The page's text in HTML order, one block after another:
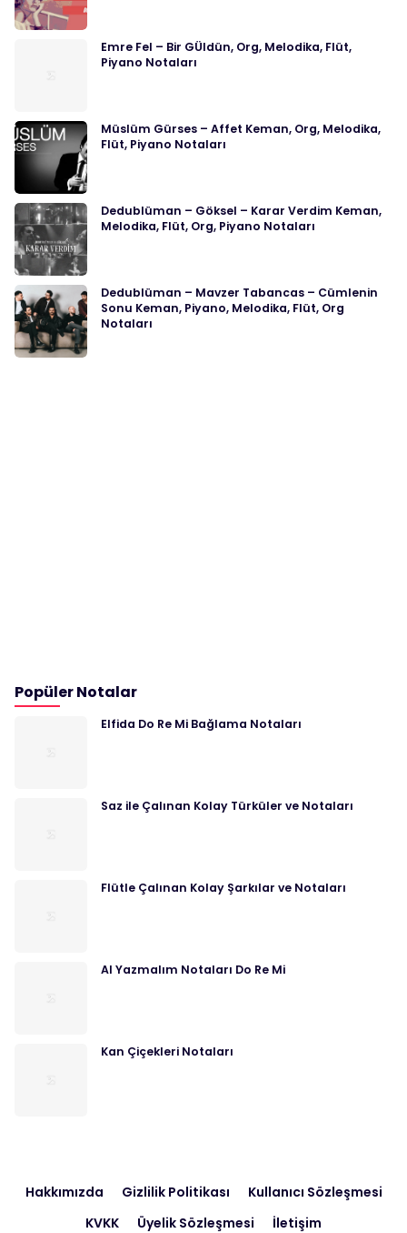
Emre Fel – Bir GÜldün, Org, Melodika, Flüt,
Piyano Notaları
Müslüm Gürses – Affet Keman, Org, Melodika,
Flüt, Piyano Notaları
Dedublüman – Göksel – Karar Verdim Keman,
Melodika, Flüt, Org, Piyano Notaları
Dedublüman – Mavzer Tabancas – Cümlenin
Sonu Keman, Piyano, Melodika, Flüt, Org
Notaları
Popüler Notalar
Elfida Do Re Mi Bağlama Notaları
Saz ile Çalınan Kolay Türküler ve Notaları
Flütle Çalınan Kolay Şarkılar ve Notaları
Al Yazmalım Notaları Do Re Mi
Kan Çiçekleri Notaları
Hakkımızda Gizlilik Politikası
Kullanıcı Sözleşmesi
KVKK
Üyelik Sözleşmesi İletişim